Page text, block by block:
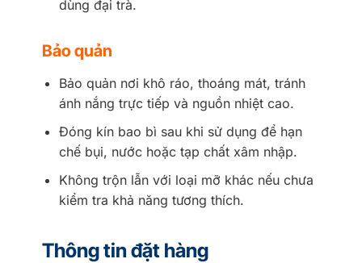
dùng đại trà.
Bảo quản
Bảo quản nơi khô ráo, thoáng mát, tránh
ánh nắng trực tiếp và nguồn nhiệt cao.
Đóng kín bao bì sau khi sử dụng để hạn
chế bụi, nước hoặc tạp chất xâm nhập.
Không trộn lẫn với loại mỡ khác nếu chưa
kiểm tra khả năng tương thích.
Thông tin đặt hàng